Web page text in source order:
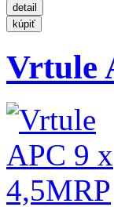
Vrtule